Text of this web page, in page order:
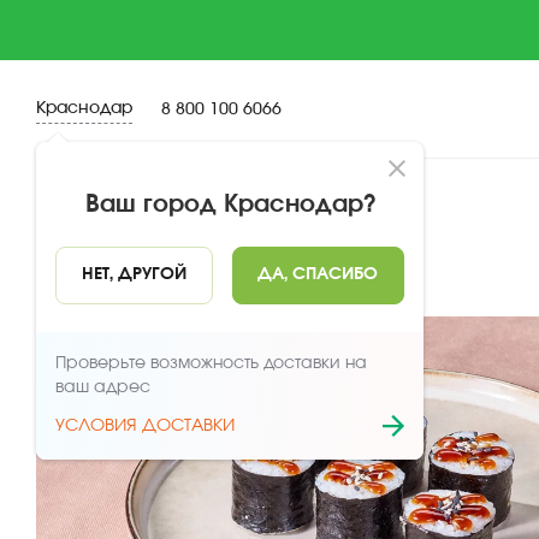
Краснодар
Ваш город Краснодар?
НЕТ, ДРУГОЙ ДА, СПАСИБО
Проверьте возможность доставки на
ваш адрес
УСЛОВИЯ ДОСТАВКИ
8 800 100 6066
НАЗАД